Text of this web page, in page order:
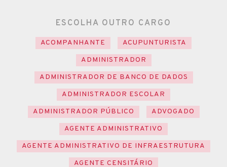
ESCOLHA OUTRO CARGO
ACOMPANHANTE
ACUPUNTURISTA
ADMINISTRADOR
ADMINISTRADOR DE BANCO DE DADOS
ADMINISTRADOR ESCOLAR
ADMINISTRADOR PÚBLICO
ADVOGADO
AGENTE ADMINISTRATIVO
AGENTE ADMINISTRATIVO DE INFRAESTRUTURA
AGENTE CENSITÁRIO